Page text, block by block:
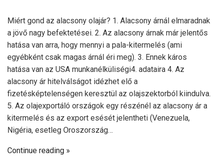
Miért gond az alacsony olajár? 1. Alacsony árnál elmaradnak
a jövő nagy befektetései. 2. Az alacsony árnak már jelentős
hatása van arra, hogy mennyi a pala-kitermelés (ami
egyébként csak magas árnál éri meg). 3. Ennek káros
hatása van az USA munkanélküliségi4. adataira 4. Az
alacsony ár hitelválságot idézhet elő a
fizetésképtelenségen keresztül az olajszektorból kiindulva.
5. Az olajexportáló országok egy részénél az alacsony ár a
kitermelés és az export esését jelentheti (Venezuela,
Nigéria, esetleg Oroszország…
Continue reading